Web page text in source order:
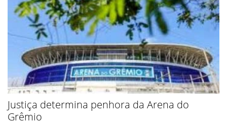
Justiça determina penhora da Arena do
Grêmio